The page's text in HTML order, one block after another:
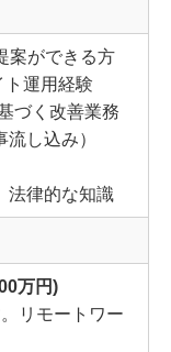
案ができる方
運用経験
づく改善業務
し込み）
法律的な知識
万円)
リモートワー